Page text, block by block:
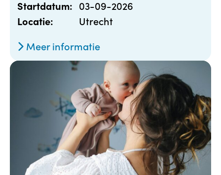
Startdatum: 03-09-2026
Locatie:
Utrecht
Meer informatie